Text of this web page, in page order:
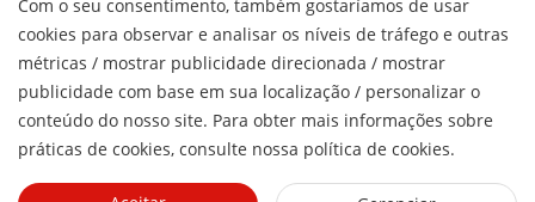
Com o seu consentimento, também gostaríamos de usar
cookies para observar e analisar os níveis de tráfego e outras
métricas / mostrar publicidade direcionada / mostrar
publicidade com base em sua localização / personalizar o
conteúdo do nosso site. Para obter mais informações sobre
práticas de cookies, consulte nossa política de cookies.
Suporte Técnico
Hikvision do Brasil Comércio de Equipamentos de Segurança
Ltda. CNPJ/MF: 15.431.830/0001-40
© 2026 Hangzhou
Hikvision Digital Technology Co., Ltd. All Rights Reserved.
Política de Privacidade
Política de Cookies
Preferências de
Cookies
Cancelar Assinatura